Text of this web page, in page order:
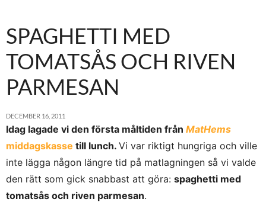
SPAGHETTI MED
TOMATSÅS OCH RIVEN
PARMESAN
DECEMBER 16, 2011
Idag lagade vi den första måltiden från MatHems
middagskasse till lunch. Vi var riktigt hungriga och ville
inte lägga någon längre tid på matlagningen så vi valde
den rätt som gick snabbast att göra: spaghetti med
tomatsås och riven parmesan.